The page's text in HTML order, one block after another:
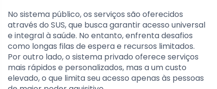
No sistema público, os serviços são oferecidos
através do SUS, que busca garantir acesso universal
e integral à saúde. No entanto, enfrenta desafios
como longas filas de espera e recursos limitados.
Por outro lado, o sistema privado oferece serviços
mais rápidos e personalizados, mas a um custo
elevado, o que limita seu acesso apenas às pessoas